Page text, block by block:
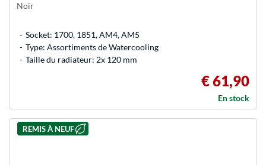
Noir
Socket: 1700, 1851, AM4, AM5
Type: Assortiments de Watercooling
Taille du radiateur: 2x 120 mm
€ 61,90
En stock
REMIS À NEUF